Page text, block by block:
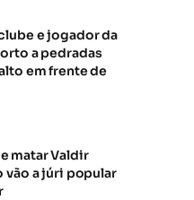
e jogador da
a pedradas
em frente de
matar Valdir
a júri popular